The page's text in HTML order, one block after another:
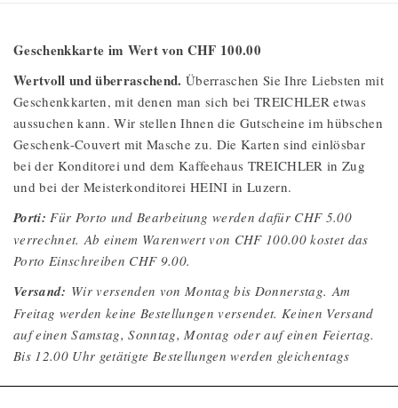
Geschenkkarte im Wert von CHF 100.00
Wertvoll und überraschend. Überraschen Sie Ihre Liebsten mit
Geschenkkarten, mit denen man sich bei TREICHLER etwas
aussuchen kann. Wir stellen Ihnen die Gutscheine im hübschen
Geschenk-Couvert mit Masche zu. Die Karten sind einlösbar
bei der Konditorei und dem Kaffeehaus TREICHLER in Zug
und bei der Meisterkonditorei HEINI in Luzern.
Porti: Für Porto und Bearbeitung werden dafür CHF 5.00
verrechnet. Ab einem Warenwert von CHF 100.00 kostet das
Porto Einschreiben CHF 9.00.
Versand: Wir versenden von Montag bis Donnerstag. Am
Freitag werden keine Bestellungen versendet. Keinen Versand
auf einen Samstag, Sonntag, Montag oder auf einen Feiertag.
Bis 12.00 Uhr getätigte Bestellungen werden gleichentags